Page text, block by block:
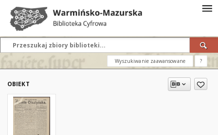
Wyszukiwanie zaawansowane ?
OBIEKT